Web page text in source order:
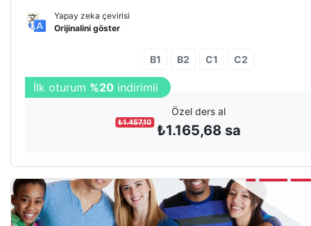
Yapay zeka çevirisi
Orijinalini göster
B1 B2 C1 C2
10 oturuma%10indirim
Özel ders al
₺1.457,10 ₺1.165,68sa